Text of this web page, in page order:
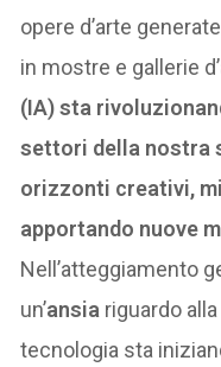
opere d’arte
in mostre e gallerie
(IA) sta
settori della nostra
orizzonti creativi,
apportando nuove
Nell’atteggiamento
un’ansia riguardo
tecnologia sta